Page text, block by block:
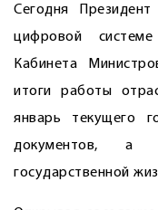
Сегодня
цифровой
Кабинета
итоги работы
январь текущего
документов, а
государственной